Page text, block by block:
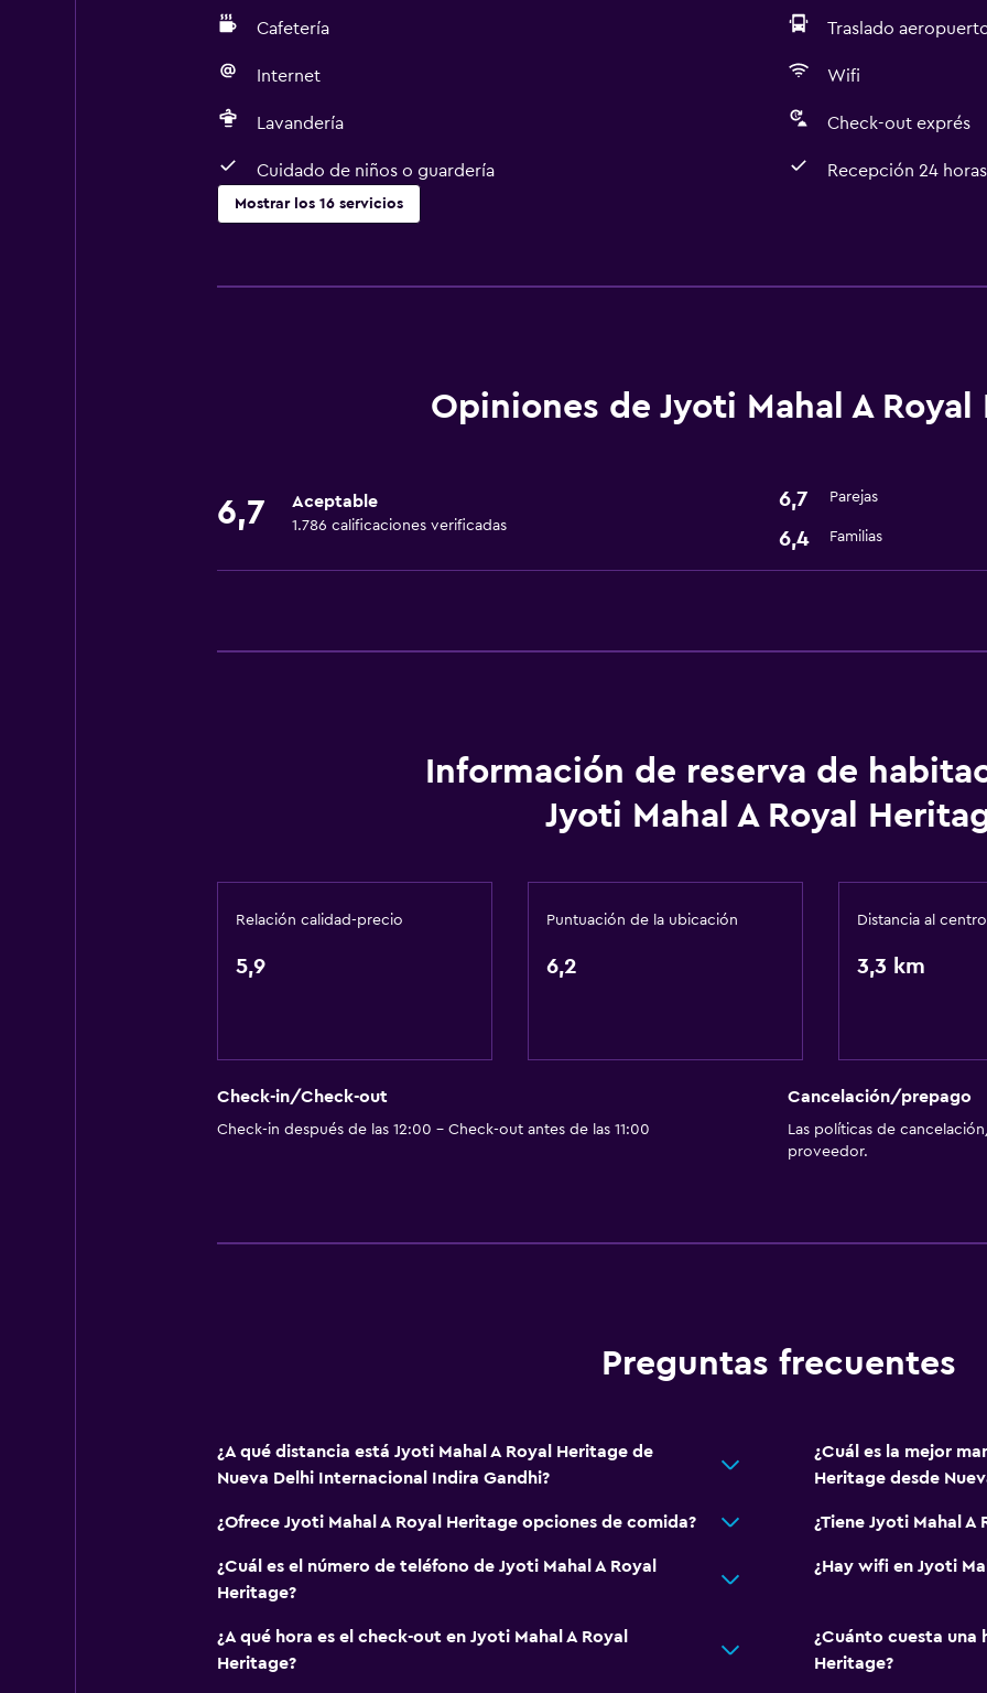
Cafetería Traslado
Internet Wifi
Lavandería Check-out exprés
Cuidado de niños o guardería Recepción 24 horas
Mostrar los 16 servicios
Servicio de habitaciones
Internet
Restaurante
Cafetería
Traslado aeropuerto
Ideal para familias
Cuidado de niños o
Opiniones de Jyoti Mahal A Royal
6,7 Aceptable
1.786 calificaciones verificadas
6,7 Parejas
6,4 Familias
Información de reserva de
Jyoti Mahal A Royal
Relación calidad-precio
5,9
Puntuación de la ubicación
6,2
Distancia al centro
3,3 km
Check-in/Check-out
Check-in después de las 12:00 - Check-out antes de las 11:00
Cancelación/prepago
Las políticas de
proveedor.
Preguntas frecuentes
¿A qué distancia está Jyoti Mahal A Royal Heritage de
Nueva Delhi Internacional Indira Gandhi?
¿Cuál es la mejor
Heritage desde
¿Ofrece Jyoti Mahal A Royal Heritage opciones de comida? ¿Tiene Jyoti Mahal A
¿Cuál es el número de teléfono de Jyoti Mahal A Royal
Heritage?
¿Hay wifi en Jyoti
¿A qué hora es el check-out en Jyoti Mahal A Royal
Heritage?
¿Cuánto cuesta una
Heritage?